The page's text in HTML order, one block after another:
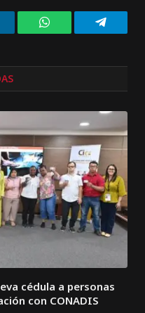
WhatsApp
cédula a personas
con CONADIS